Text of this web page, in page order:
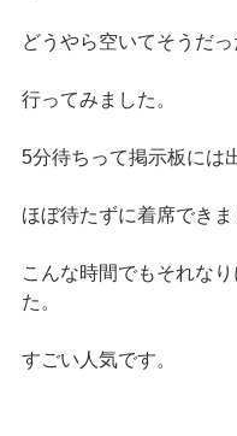
どうやら空いてそうだ
行ってみました。
5分待ちって掲示板には
ほぼ待たずに着席できま
こんな時間でもそれな
た。
すごい人気です。